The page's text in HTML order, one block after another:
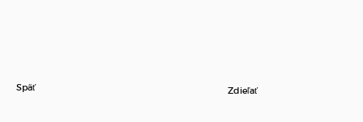
Späť Zdieľať